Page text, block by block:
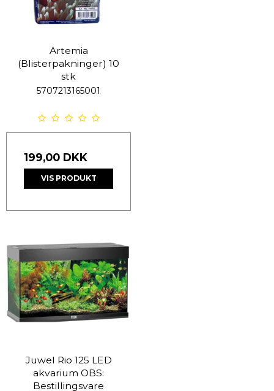
Artemia
(Blisterpakninger) 10
stk
5707213165001
199,00 DKK
VIS PRODUKT
Juwel Rio 125 LED
akvarium OBS:
Bestillingsvare